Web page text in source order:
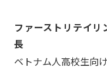
ファーストリテイ
長
ベトナム人高校生向